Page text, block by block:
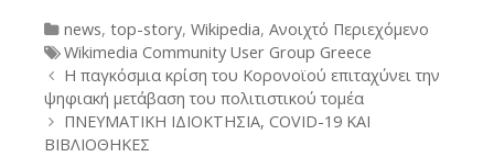
Categories
news, top-story, Wikipedia, Ανοιχτό Περιεχόμενο
Tags
Wikimedia Community User Group Greece
Post
navigation
Η παγκόσμια κρίση του Κορονοϊού επιταχύνει την
ψηφιακή μετάβαση του πολιτιστικού τομέα
ΠΝΕΥΜΑΤΙΚΗ ΙΔΙΟΚΤΗΣΙΑ, COVID-19 ΚΑΙ
ΒΙΒΛΙΟΘΗΚΕΣ